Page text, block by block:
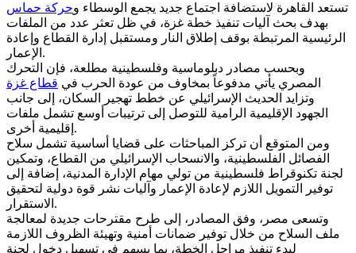
تستعد القاهرة لاستضافة اجتماع جديد يجمع الوسطاء وحركة حماس
بهدف بحث آليات تنفيذ خطة غزة، في ظل تعثر عدد من الملفات
الرئيسية المرتبطة بوقف إطلاق النار ومستقبل إدارة القطاع وإعادة
الإعمار.
وبحسب مصادر دبلوماسية وفلسطينية مطلعة، فإن التحرك
المصري يأتي مدفوعاً بمخاوف من عودة الحرب في قطاع غزة
وتزايد الحديث الإسرائيلي عن خطط تهجير السكان، إلى جانب
الجهود الإقليمية الرامية للتوصل إلى ترتيبات أوسع تشمل ملفات
إقليمية أخرى.
ومن المتوقع أن تركز المباحثات على قضايا أساسية تشمل سلاح
الفصائل الفلسطينية، والانسحاب الإسرائيلي من القطاع، وتمكين
لجنة تكنوقراط فلسطينية من تولي مهام الإدارة المدنية، إضافة إلى
توفير التمويل اللازم لإعادة الإعمار وآليات نشر قوة دولية لتحقيق
الاستقرار.
وتسعى مصر، وفق المصادر، إلى طرح مقترحات جديدة لمعالجة
ملف السلاح من خلال توفير ضمانات أمنية وتهيئة الظروف اللازمة
لبدء تنفيذ مراحل الخطة، بما يسهم في تسهيل دخول لجنة